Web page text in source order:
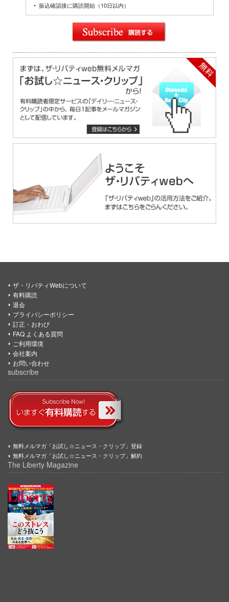
振込確認後に購読開始（10日以内）
ザ・リバティWebについて
有料購読
退会
プライバシーポリシー
訂正・おわび
FAQ よくある質問
ご利用環境
会社案内
お問い合わせ
subscribe
無料メルマガ「お試し☆ニュース・クリップ」登録
無料メルマガ「お試し☆ニュース・クリップ」解約
The Liberty Magazine